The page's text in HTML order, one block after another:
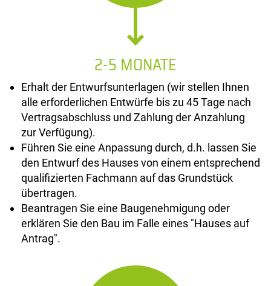
2-5 MONATE
Erhalt der Entwurfsunterlagen (wir stellen Ihnen
alle erforderlichen Entwürfe bis zu 45 Tage nach
Vertragsabschluss und Zahlung der Anzahlung
zur Verfügung).
Führen Sie eine Anpassung durch, d.h. lassen Sie
den Entwurf des Hauses von einem entsprechend
qualifizierten Fachmann auf das Grundstück
übertragen.
Beantragen Sie eine Baugenehmigung oder
erklären Sie den Bau im Falle eines "Hauses auf
Antrag".